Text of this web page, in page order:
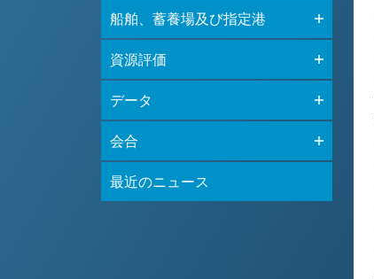
船舶、蓄養場及び指定港
資源評価
データ
会合
最近のニュース